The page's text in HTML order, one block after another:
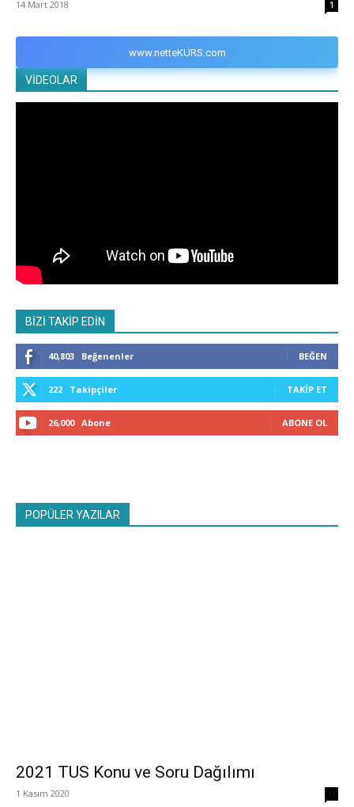
14 Mart 2018 1
www.netteKURS.com
VİDEOLAR
BİZİ TAKİP EDİN
40,803 Beğenenler BEĞEN
222 Takipçiler TAKIP ET
26,000 Abone ABONE OL
POPÜLER YAZILAR
2021 TUS Konu ve Soru Dağılımı
1 Kasım 2020